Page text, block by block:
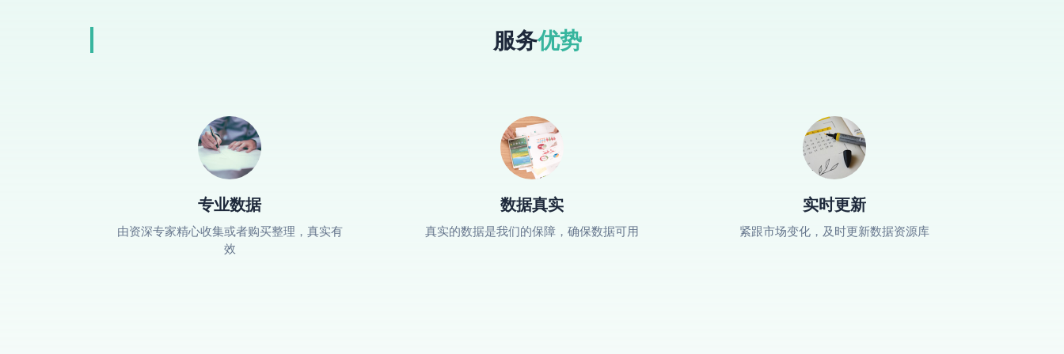
服务优势
专业数据
由资深专家精心收集或者购买整理，真实有
效
数据真实
真实的数据是我们的保障，确保数据可用
实时更新
紧跟市场变化，及时更新数据资源库